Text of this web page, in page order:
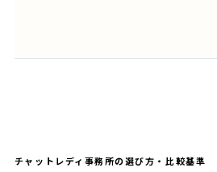
チャットレディ事務所の選び方・比較基準